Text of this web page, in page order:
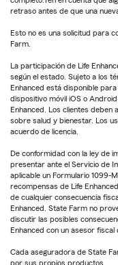
retraso antes de que una
Esto no es una solicitud para
Farm.
La participación de Life
según el estado. Sujeto a los
Enhanced está disponible
dispositivo móvil iOS o
Enhanced. Los clientes
sobre salud y bienestar. Los
acuerdo de licencia.
De conformidad con la ley de
presentar ante el Servicio de
aplicable un Formulario 1099-
recompensas de Life
de cualquier consecuencia
Enhanced. State Farm no
discutir las posibles
Enhanced con un asesor fiscal
Cada aseguradora de State
por sus propios productos.